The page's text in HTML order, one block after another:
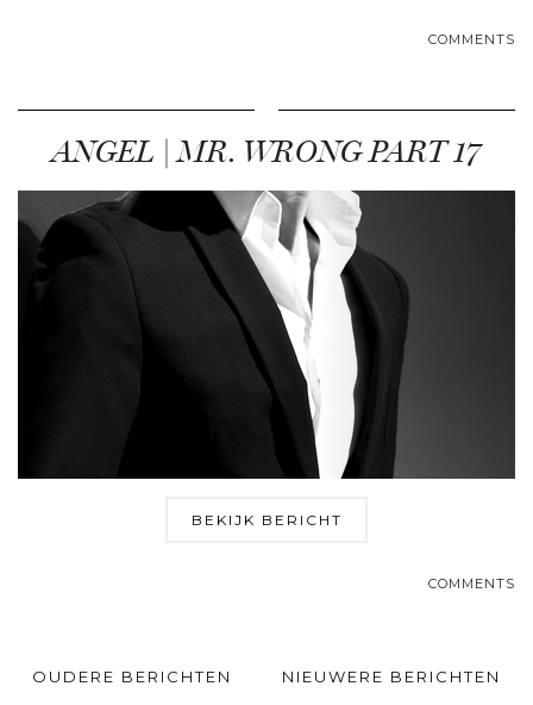
COMMENTS
ANGEL | MR. WRONG PART 17
BEKIJK BERICHT
COMMENTS
OUDERE BERICHTEN NIEUWERE BERICHTEN